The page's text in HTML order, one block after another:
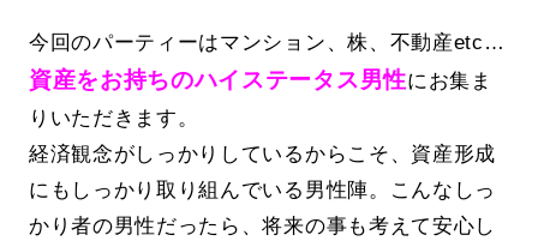
今回のパーティーはマンション、株、不動産etc…
資産をお持ちのハイステータス男性にお集ま
りいただきます。
経済観念がしっかりしているからこそ、資産形成
にもしっかり取り組んでいる男性陣。こんなしっ
かり者の男性だったら、将来の事も考えて安心し